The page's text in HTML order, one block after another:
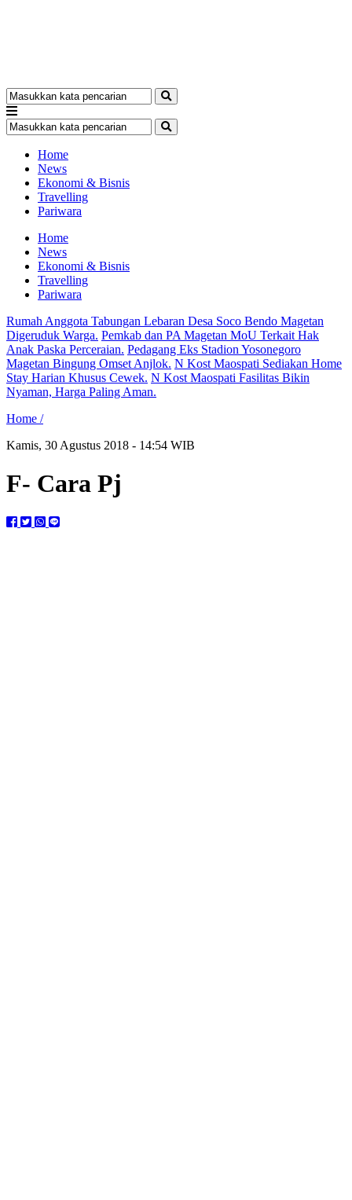
Home
News
Ekonomi & Bisnis
Travelling
Pariwara
Home
News
Ekonomi & Bisnis
Travelling
Pariwara
Rumah Anggota Tabungan Lebaran Desa Soco Bendo Magetan
Digeruduk Warga. Pemkab dan PA Magetan MoU Terkait Hak
Anak Paska Perceraian. Pedagang Eks Stadion Yosonegoro
Magetan Bingung Omset Anjlok. N Kost Maospati Sediakan Home
Stay Harian Khusus Cewek. N Kost Maospati Fasilitas Bikin
Nyaman, Harga Paling Aman.
Home /
Kamis, 30 Agustus 2018 - 14:54 WIB
F- Cara Pj